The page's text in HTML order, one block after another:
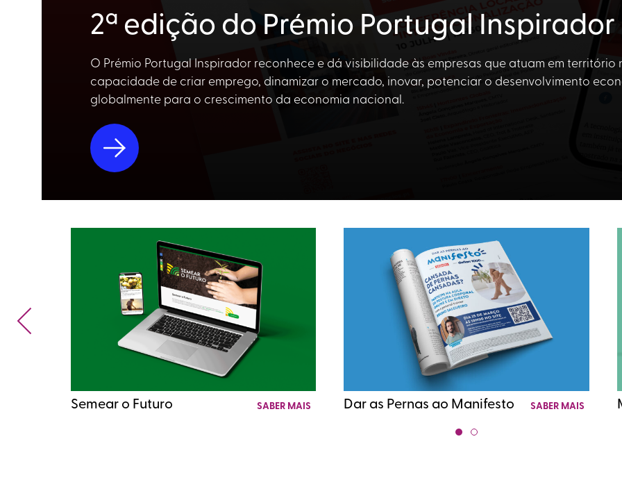
2ª edição do Prémio Portugal Inspirador
O Prémio Portugal Inspirador reconhece e dá visibilidade às empresas que atuam em
capacidade de criar emprego, dinamizar o mercado, inovar, potenciar o desenvolvimento
globalmente para o crescimento da economia nacional.
Semear o Futuro SABER MAIS Dar as Pernas ao Manifesto SABER MAIS